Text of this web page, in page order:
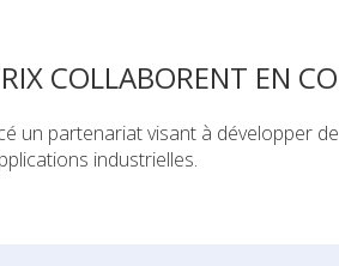
COLLABORENT EN
un partenariat visant à développer
industrielles.